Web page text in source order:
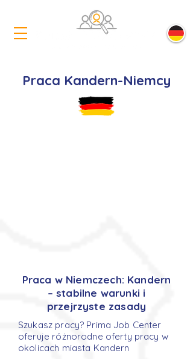
Praca Kandern-Niemcy
Praca w Niemczech: Kandern
– stabilne warunki i
przejrzyste zasady
Szukasz pracy? Prima Job Center
oferuje różnorodne oferty pracy w
okolicach miasta Kandern